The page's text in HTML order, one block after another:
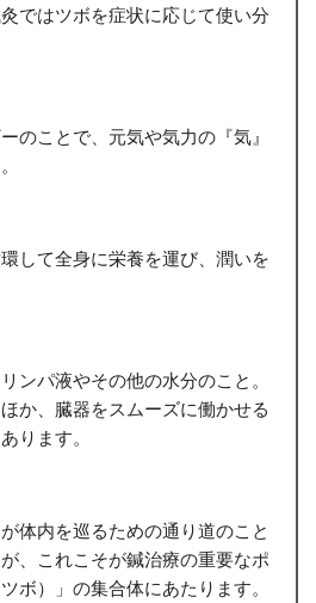
ではツボを症状に応じて使い分
のことで、元気や気力の『気』
して全身に栄養を運び、潤いを
ンパ液やその他の水分のこと。
か、臓器をスムーズに働かせる
ります。
体内を巡るための通り道のこと
、これこそが鍼治療の重要なポ
ボ）」の集合体にあたります。